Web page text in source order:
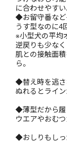
に合わせやすい
◆お留守番など
うす型なのに4
※小型犬の平均
逆戻りも少な
肌との接触面
ら。
◆替え時を逃さ
ぬれるとライ
◆薄型だから履
ウエアやおむ
◆おしりもしっ